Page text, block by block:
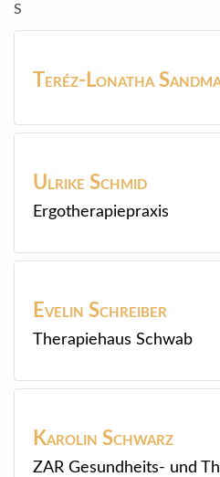
S
Teréz-Lonatha
Ulrike Schmid
Ergotherapiepraxis
Evelin Schreiber
Therapiehaus Schwab
Karolin Schwarz
ZAR Gesundheits- und